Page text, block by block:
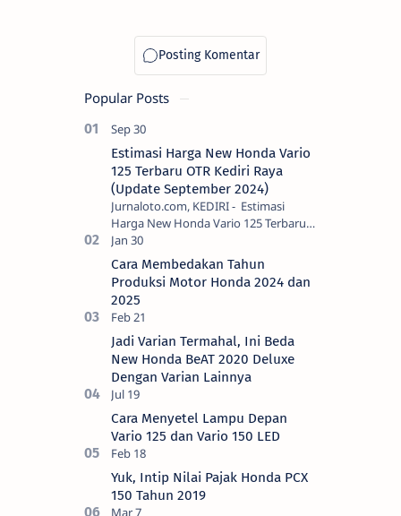
Popular Posts
Estimasi Harga New Honda Vario
125 Terbaru OTR Kediri Raya
(Update September 2024)
Jurnaloto.com, KEDIRI - Estimasi
Harga New Honda Vario 125 Terbaru
OTR Kediri Raya (Update September
2024) Brosis sekalian, PT Astra Honda
Motor (AH…
Cara Membedakan Tahun
Produksi Motor Honda 2024 dan
2025
Jadi Varian Termahal, Ini Beda
New Honda BeAT 2020 Deluxe
Dengan Varian Lainnya
Cara Menyetel Lampu Depan
Vario 125 dan Vario 150 LED
Yuk, Intip Nilai Pajak Honda PCX
150 Tahun 2019